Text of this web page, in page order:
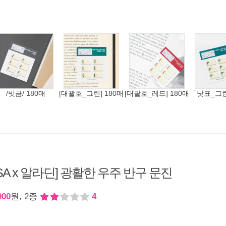
/빗금/ 180매 [대괄호_그린] 180매 [대괄호_레드] 180매 「낫표_
x 알라딘] 광활한 우주 반구 문진
원, 2종 4